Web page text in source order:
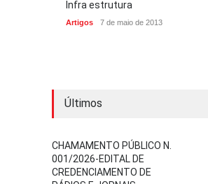
Infra estrutura
Artigos 7 de maio de 2013
Últimos
CHAMAMENTO PÚBLICO N.
001/2026-EDITAL DE
CREDENCIAMENTO DE